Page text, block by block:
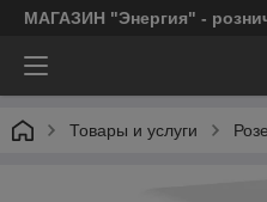
МАГАЗИН "Энергия" -
Товары и услуги